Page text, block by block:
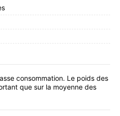
consommation. Le poids des
que sur la moyenne des